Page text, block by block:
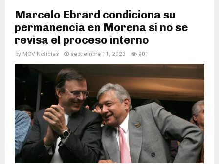
Marcelo Ebrard condiciona su
permanencia en Morena si no se
revisa el proceso interno
by MCV Noticias septiembre 11, 2023 901